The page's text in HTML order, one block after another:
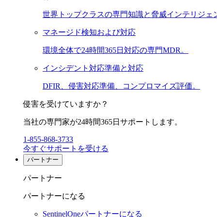
世界トップクラスの専門知識と脅威インテリジェ
マネージド検知および対応
環境全体で24時間365日対応の専門MDR。
インシデント対応準備と対応
DFIR、侵害対応準備、コンプロマイズ評価。
侵害を受けていますか？
当社の専門家が24時間365日サポートします。
1-855-868-3733
今すぐサポートを受ける
パートナー
パートナー
パートナーになる
SentinelOneパートナーになる